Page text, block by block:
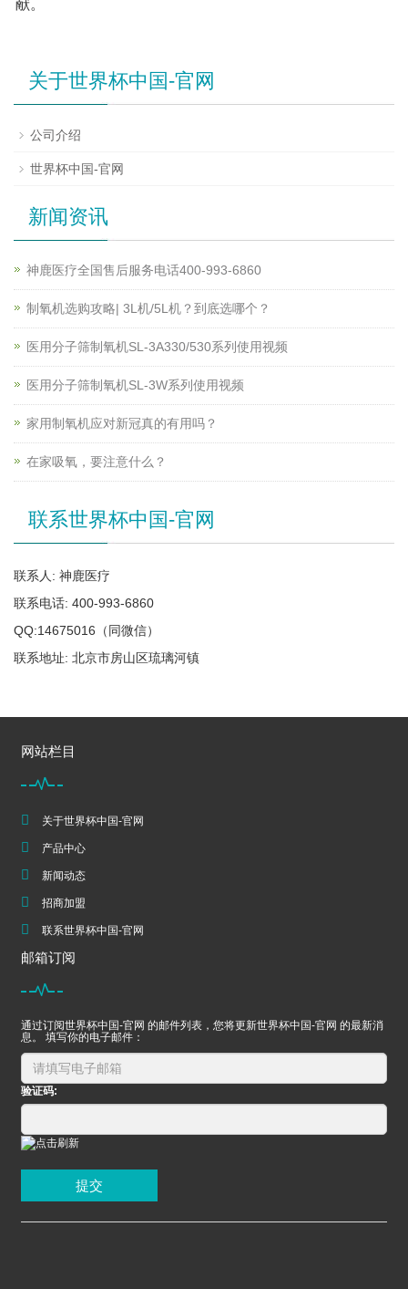
献。
关于世界杯中国-官网
公司介绍
世界杯中国-官网
新闻资讯
神鹿医疗全国售后服务电话400-993-6860
制氧机选购攻略| 3L机/5L机？到底选哪个？
医用分子筛制氧机SL-3A330/530系列使用视频
医用分子筛制氧机SL-3W系列使用视频
家用制氧机应对新冠真的有用吗？
在家吸氧，要注意什么？
联系世界杯中国-官网
联系人: 神鹿医疗
联系电话: 400-993-6860
QQ:14675016（同微信）
联系地址: 北京市房山区琉璃河镇
网站栏目
关于世界杯中国-官网
产品中心
新闻动态
招商加盟
联系世界杯中国-官网
邮箱订阅
通过订阅世界杯中国-官网 的邮件列表，您将更新世界杯中国-官网 的最新消
息。 填写你的电子邮件：
验证码:
提交